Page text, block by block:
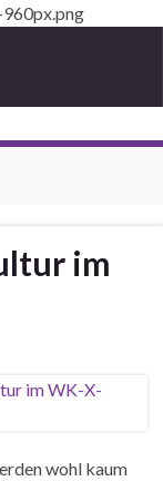
im
wohl kaum